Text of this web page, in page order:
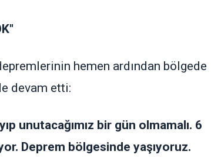
hemen ardından bölgede
devam etti:
unutacağımız bir gün olmamalı. 6
Deprem bölgesinde yaşıyoruz.